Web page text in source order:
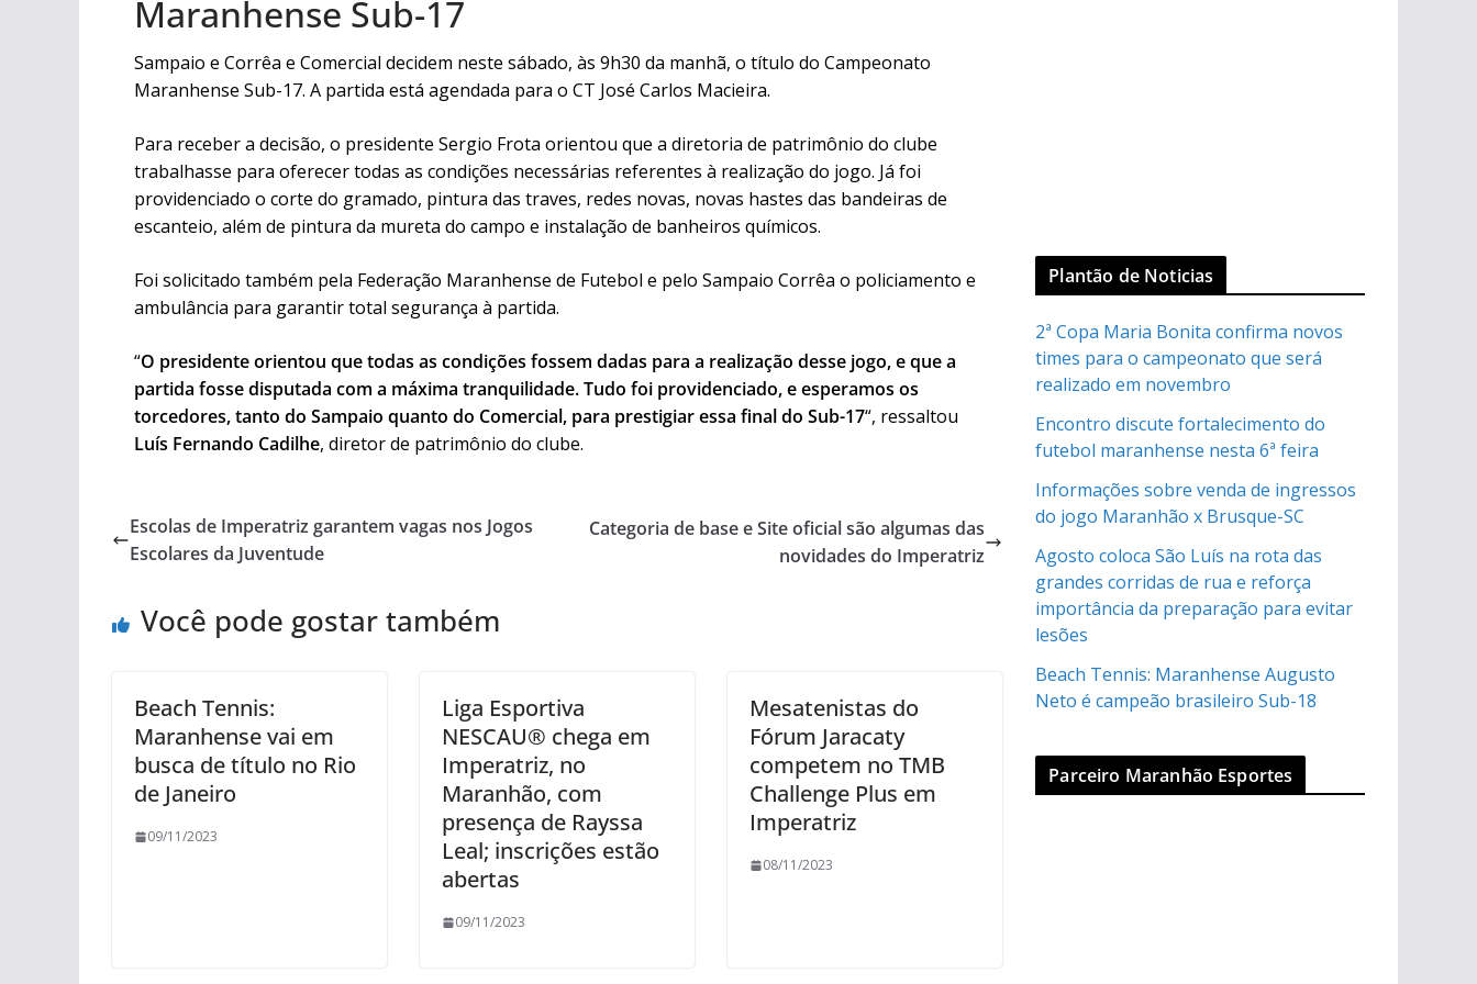
Maranhense Sub-17
Sampaio e Corrêa e Comercial decidem neste sábado, às 9h30 da manhã, o título do Campeonato
Maranhense Sub-17. A partida está agendada para o CT José Carlos Macieira.
Para receber a decisão, o presidente Sergio Frota orientou que a diretoria de patrimônio do clube
trabalhasse para oferecer todas as condições necessárias referentes à realização do jogo. Já foi
providenciado o corte do gramado, pintura das traves, redes novas, novas hastes das bandeiras de
escanteio, além de pintura da mureta do campo e instalação de banheiros químicos.
Foi solicitado também pela Federação Maranhense de Futebol e pelo Sampaio Corrêa o policiamento e
ambulância para garantir total segurança à partida.
“O presidente orientou que todas as condições fossem dadas para a realização desse jogo, e que a
partida fosse disputada com a máxima tranquilidade. Tudo foi providenciado, e esperamos os
torcedores, tanto do Sampaio quanto do Comercial, para prestigiar essa final do Sub-17“, ressaltou
Luís Fernando Cadilhe, diretor de patrimônio do clube.
Escolas de Imperatriz garantem vagas nos Jogos
Escolares da Juventude
Categoria de base e Site oficial são algumas das
novidades do Imperatriz
Você pode gostar também
Beach Tennis:
Maranhense vai em
busca de título no Rio
de Janeiro
09/11/2023
Liga Esportiva
NESCAU® chega em
Imperatriz, no
Maranhão, com
presença de Rayssa
Leal; inscrições estão
abertas
09/11/2023
Mesatenistas do
Fórum Jaracaty
competem no TMB
Challenge Plus em
Imperatriz
08/11/2023
Plantão de Noticias
2ª Copa Maria Bonita confirma novos
times para o campeonato que será
realizado em novembro
Encontro discute fortalecimento do
futebol maranhense nesta 6ª feira
Informações sobre venda de ingressos
do jogo Maranhão x Brusque-SC
Agosto coloca São Luís na rota das
grandes corridas de rua e reforça
importância da preparação para evitar
lesões
Beach Tennis: Maranhense Augusto
Neto é campeão brasileiro Sub-18
Parceiro Maranhão Esportes